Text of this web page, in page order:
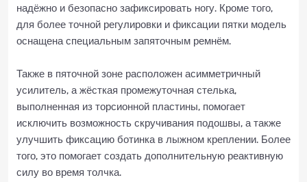
надёжно и безопасно зафиксировать ногу. Кроме того,
для более точной регулировки и фиксации пятки модель
оснащена специальным запяточным ремнём.
Также в пяточной зоне расположен асимметричный
усилитель, а жёсткая промежуточная стелька,
выполненная из торсионной пластины, помогает
исключить возможность скручивания подошвы, а также
улучшить фиксацию ботинка в лыжном креплении. Более
того, это помогает создать дополнительную реактивную
силу во время толчка.